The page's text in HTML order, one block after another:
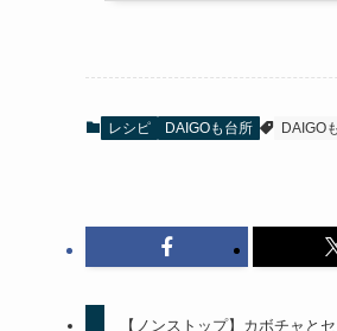
レシピ DAIGOも台所 DAIGO
【ノンストップ】カボチャと